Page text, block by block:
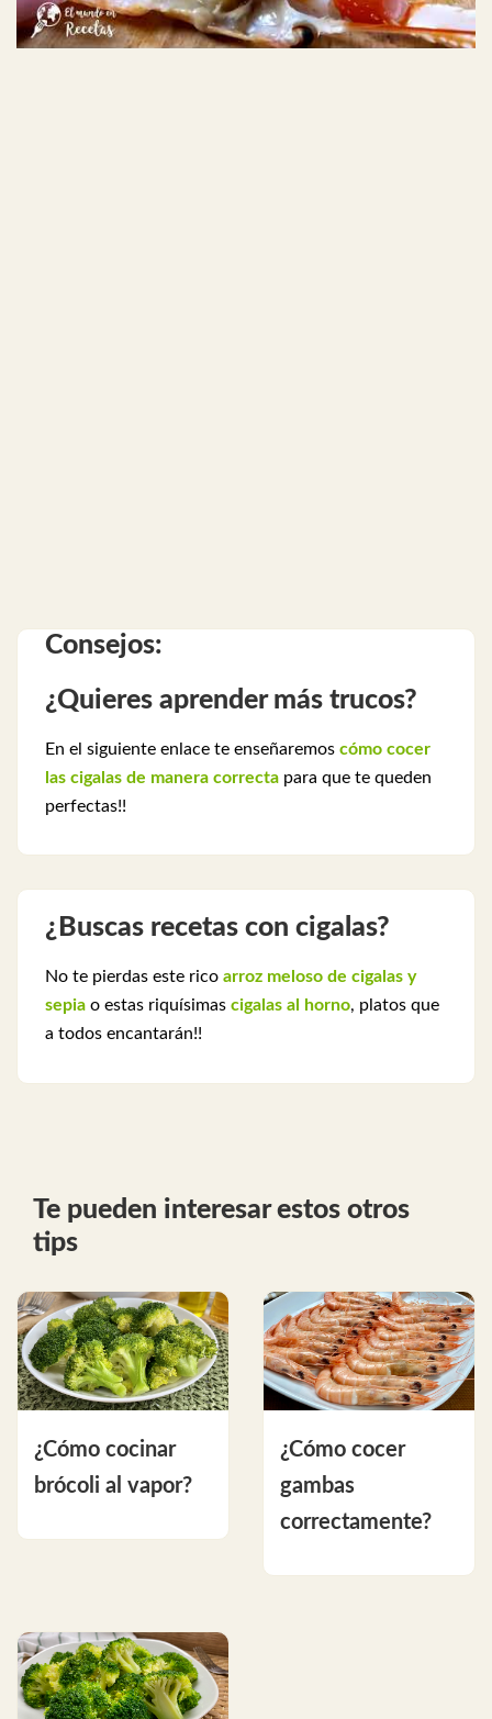
Consejos:
¿Quieres aprender más trucos?
En el siguiente enlace te enseñaremos cómo cocer
las cigalas de manera correcta para que te queden
perfectas!!
¿Buscas recetas con cigalas?
No te pierdas este rico arroz meloso de cigalas y
sepia o estas riquísimas cigalas al horno, platos que
a todos encantarán!!
Te pueden interesar estos otros
tips
¿Cómo cocinar
brócoli al vapor?
¿Cómo cocer
gambas
correctamente?